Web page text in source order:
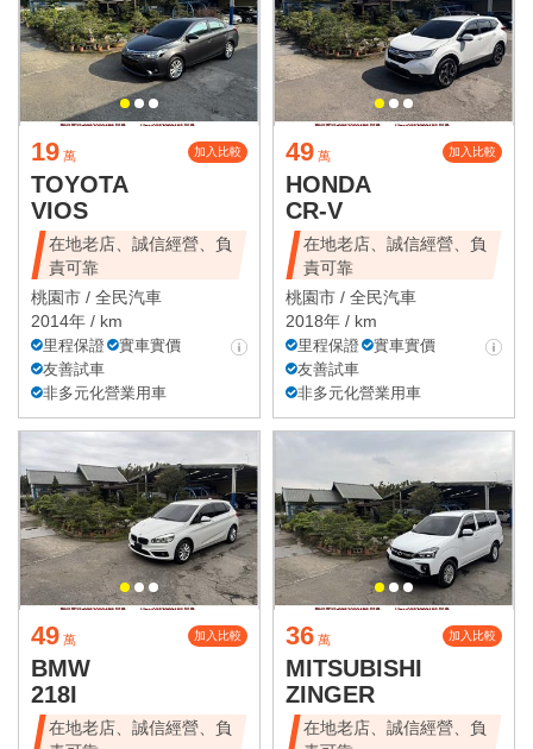
19 萬 加入比較
TOYOTA
VIOS
在地老店、誠信經營、負
責可靠
桃園市 / 全民汽車
2014年 / km
里程保證
實車實價
友善試車
非多元化營業用車
49 萬 加入比較
HONDA
CR-V
在地老店、誠信經營、負
責可靠
桃園市 / 全民汽車
2018年 / km
里程保證
實車實價
友善試車
非多元化營業用車
49 萬 加入比較
BMW
218I
在地老店、誠信經營、負
36 萬 加入比較
MITSUBISHI
ZINGER
在地老店、誠信經營、負